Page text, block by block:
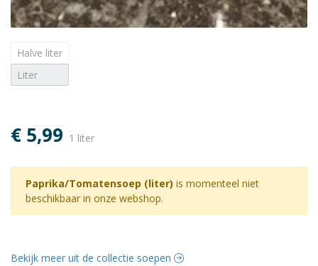
Halve liter
Liter
€ 5,99 1 liter
Paprika/Tomatensoep (liter) is momenteel niet
beschikbaar in onze webshop.
Bekijk meer uit de collectie soepen